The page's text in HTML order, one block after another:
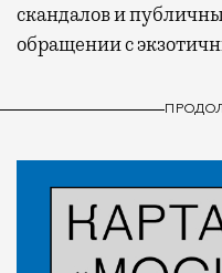
скандалов и
обращении с